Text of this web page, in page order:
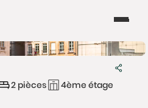
2 pièces
4ème étage